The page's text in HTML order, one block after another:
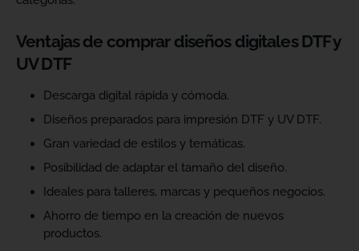
Ventajas de comprar diseños digitales DTF y
UV DTF
Descarga digital rápida y cómoda.
Diseños preparados para impresión DTF y UV DTF.
Gran variedad de estilos y temáticas.
Posibilidad de adaptar el tamaño del diseño.
Ideales para talleres, marcas y pequeños negocios.
Ahorro de tiempo en la creación de nuevos
productos.